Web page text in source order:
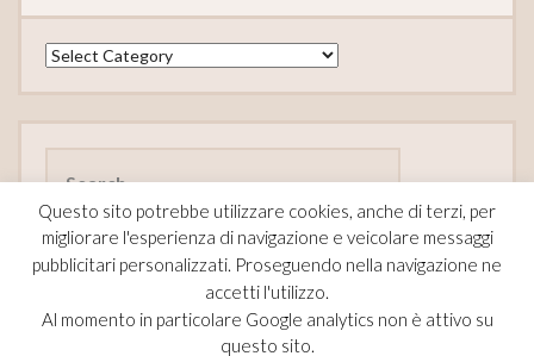
Categories
Questo sito potrebbe utilizzare cookies, anche di terzi, per
migliorare l'esperienza di navigazione e veicolare messaggi
pubblicitari personalizzati. Proseguendo nella navigazione ne
accetti l'utilizzo.
Al momento in particolare Google analytics non è attivo su
questo sito.